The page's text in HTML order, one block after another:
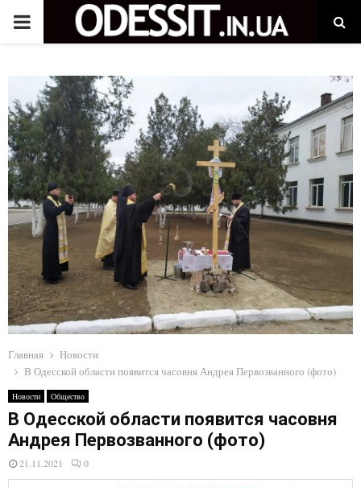
P
I
M
A
R
Y
M
E
N
U
Главная
Новости
В Одесской области появится часовня Андрея Первозванного (фото)
Новости Общество
В Одесской области появится часовня
Андрея Первозванного (фото)
21.11.2021 0